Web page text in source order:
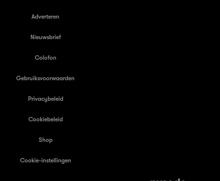
Adverteren
Nieuwsbrief
Colofon
Gebruiksvoorwaarden
Privacybeleid
Cookiebeleid
Shop
Cookie-instellingen